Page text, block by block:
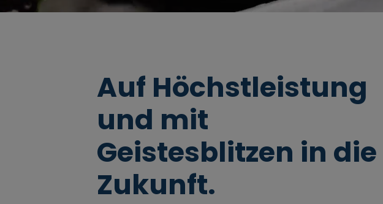
Auf Höchstleistung
und mit
Geistesblitzen in die
Zukunft.